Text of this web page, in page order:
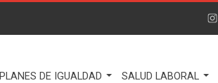
PLANES DE IGUALDAD SALUD LABORAL